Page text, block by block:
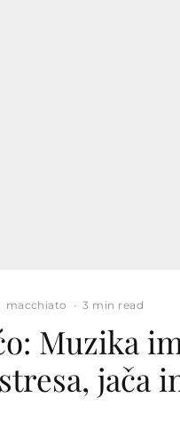
macchiato · 3 min read
Muzika
jača